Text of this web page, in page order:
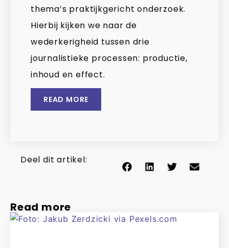
thema’s praktijkgericht onderzoek.
Hierbij kijken we naar de
wederkerigheid tussen drie
journalistieke processen: productie,
inhoud en effect.
READ MORE
Deel dit artikel:
Read more